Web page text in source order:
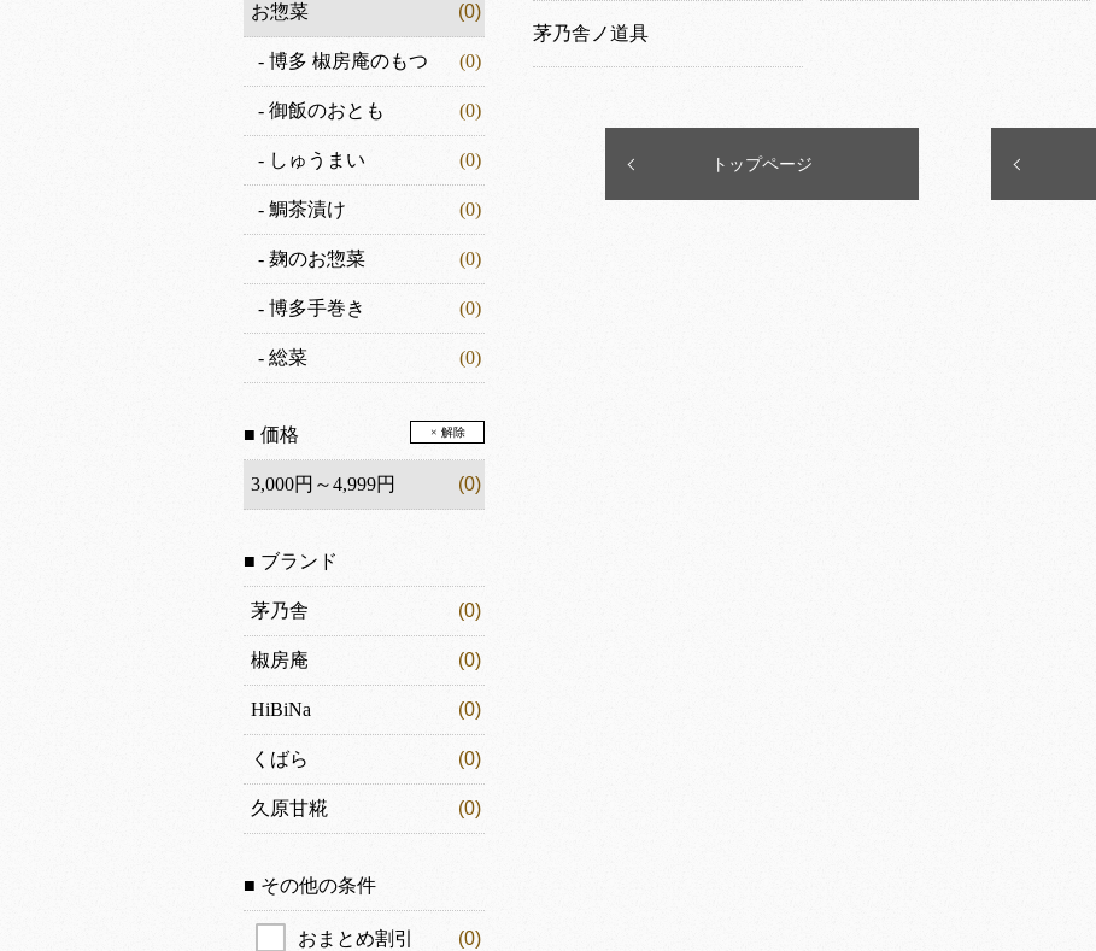
お惣菜 (0)
- 博多 椒房庵のもつ (0)
- 御飯のおとも (0)
- しゅうまい (0)
- 鯛茶漬け (0)
- 麹のお惣菜 (0)
- 博多手巻き (0)
- 総菜 (0)
■ 価格 × 解除
3,000円～4,999円 (0)
■ ブランド
茅乃舎 (0)
椒房庵 (0)
HiBiNa (0)
くばら (0)
久原甘糀 (0)
■ その他の条件
おまとめ割引
(0)
茅乃舎ノ道具
トップページ